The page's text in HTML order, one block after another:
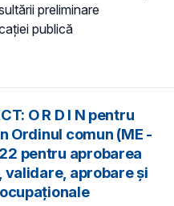
preliminare
publică
O R D I N pentru
Ordinul comun (ME -
pentru aprobarea
aprobare și